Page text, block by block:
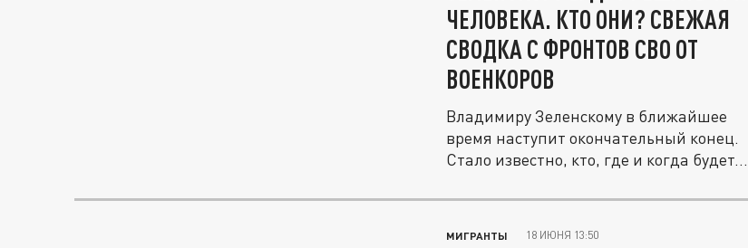
ЧЕЛОВЕКА. КТО ОНИ? СВЕЖАЯ
СВОДКА С ФРОНТОВ СВО ОТ
ВОЕНКОРОВ
Владимиру Зеленскому в ближайшее
время наступит окончательный конец.
Стало известно, кто, где и когда будет...
МИГРАНТЫ 18 ИЮНЯ 13:50